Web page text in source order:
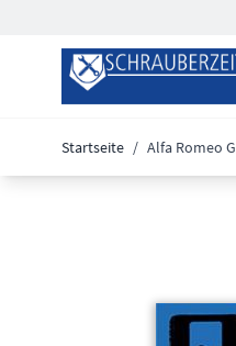
Startseite / Alfa Romeo
Click to view image in